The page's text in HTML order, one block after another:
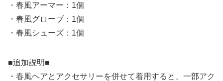
・春風アーマー：1個
・春風グローブ：1個
・春風シューズ：1個
■追加説明■
・春風ヘアとアクセサリーを併せて着用すると、一部アク